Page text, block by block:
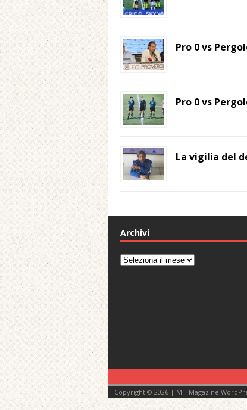
Pro 0 vs
Pro 0 vs
La vigilia del
Archivi
Archivi
Copyright © 2026 | MH Magazine